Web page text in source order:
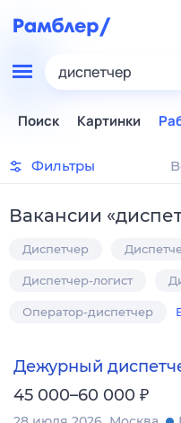
диспетчер
Поиск Картинки
Фильтры
Вакансии «
Диспетчер
Диспетчер-логист
Оператор-диспетчер
Дежурный
45 000–60 000 ₽